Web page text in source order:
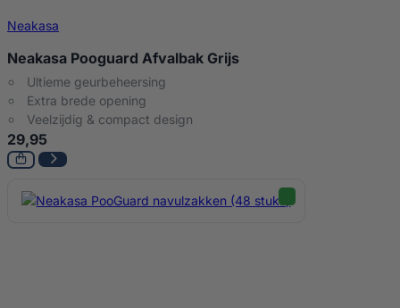
Neakasa
Neakasa Pooguard Afvalbak Grijs
Ultieme geurbeheersing
Extra brede opening
Veelzijdig & compact design
29,95